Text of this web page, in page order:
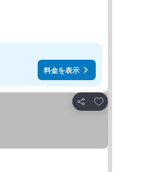
料金を表示
シェア
お気に入りに追加